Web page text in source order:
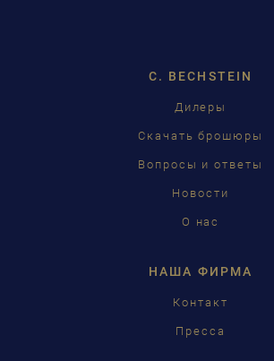
C. BECHSTEIN
Дилеры
Скачать брошюры
Вопросы и ответы
Новости
О нас
НАША ФИРМА
Контакт
Пресса